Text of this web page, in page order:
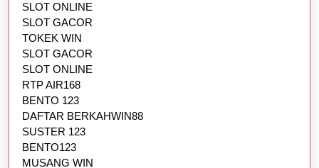
SLOT ONLINE
SLOT GACOR
TOKEK WIN
SLOT GACOR
SLOT ONLINE
RTP AIR168
BENTO 123
DAFTAR BERKAHWIN88
SUSTER 123
BENTO123
MUSANG WIN